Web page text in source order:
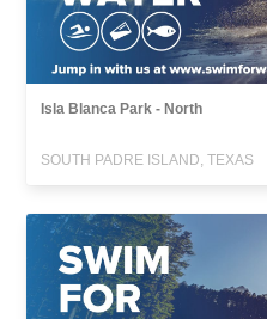
Isla Blanca Park - North
SOUTH PADRE ISLAND, TEXAS